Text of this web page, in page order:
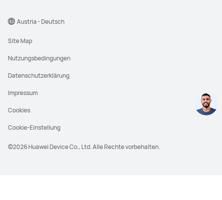
©2026 Huawei Device Co., Ltd. Alle Rechte vorbehalten.
Site Map
Nutzungsbedingungen
Datenschutzerklärung
Impressum
Cookies
Cookie-Einstellung
Austria - Deutsch